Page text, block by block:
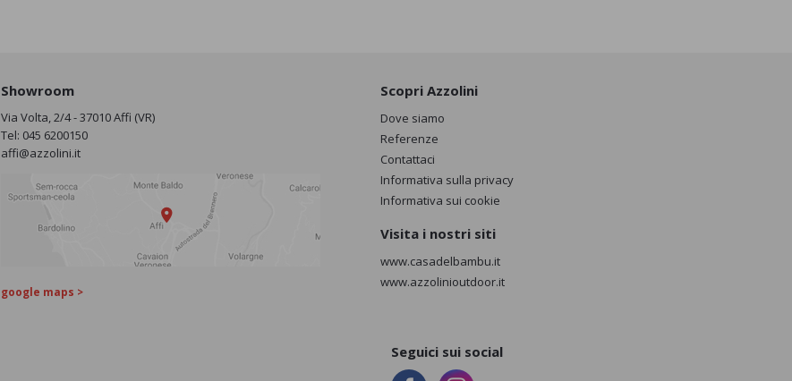
Showroom
Via Volta, 2/4 - 37010 Affi (VR)
Tel: 045 6200150
affi@azzolini.it
google maps >
Scopri Azzolini
Dove siamo
Referenze
Contattaci
Informativa sulla privacy
Informativa sui cookie
Visita i nostri siti
www.casadelbambu.it
www.azzolinioutdoor.it
Seguici sui social